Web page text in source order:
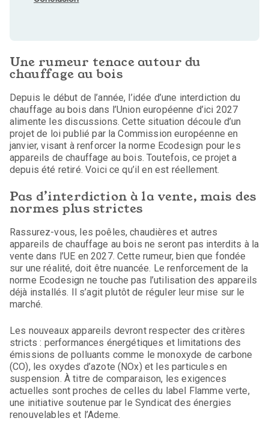
Une rumeur tenace autour du
chauffage au bois
Depuis le début de l’année, l’idée d’une interdiction du
chauffage au bois dans l’Union européenne d’ici 2027
alimente les discussions. Cette situation découle d’un
projet de loi publié par la Commission européenne en
janvier, visant à renforcer la norme Ecodesign pour les
appareils de chauffage au bois. Toutefois, ce projet a
depuis été retiré. Voici ce qu’il en est réellement.
Pas d’interdiction à la vente, mais des
normes plus strictes
Rassurez-vous, les poêles, chaudières et autres
appareils de chauffage au bois ne seront pas interdits à la
vente dans l’UE en 2027. Cette rumeur, bien que fondée
sur une réalité, doit être nuancée. Le renforcement de la
norme Ecodesign ne touche pas l’utilisation des appareils
déjà installés. Il s’agit plutôt de réguler leur mise sur le
marché.
Les nouveaux appareils devront respecter des critères
stricts : performances énergétiques et limitations des
émissions de polluants comme le monoxyde de carbone
(CO), les oxydes d’azote (NOx) et les particules en
suspension. À titre de comparaison, les exigences
actuelles sont proches de celles du label Flamme verte,
une initiative soutenue par le Syndicat des énergies
renouvelables et l’Ademe.